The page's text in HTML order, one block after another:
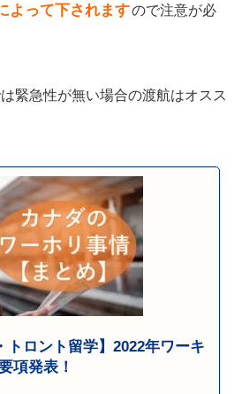
よって下されますので注意が必
緊急性が無い場合の渡航はオスス
トロント留学】2022年ワーキ
項発表！